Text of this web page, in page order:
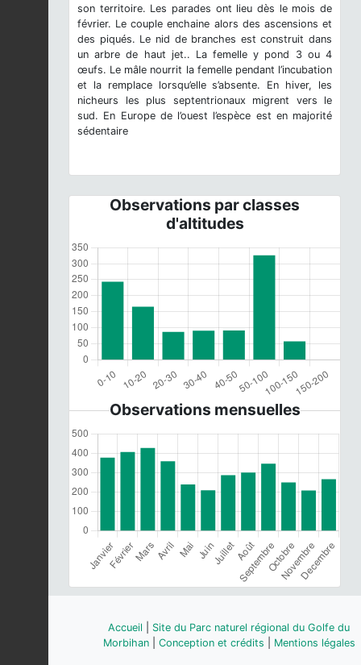
son territoire. Les parades ont lieu dès le mois de
février. Le couple enchaine alors des ascensions et
des piqués. Le nid de branches est construit dans
un arbre de haut jet.. La femelle y pond 3 ou 4
œufs. Le mâle nourrit la femelle pendant l’incubation
et la remplace lorsqu’elle s’absente. En hiver, les
nicheurs les plus septentrionaux migrent vers le
sud. En Europe de l’ouest l’espèce est en majorité
sédentaire
Observations par classes
d'altitudes
Observations mensuelles
Accueil
Site du Parc naturel régional du Golfe du
Morbihan| Conception et crédits Mentions légales